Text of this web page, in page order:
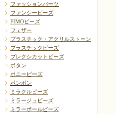
ファッションパーツ
ファンシービーズ
FIMOビーズ
フェザー
プラスチック・アクリルストーン
プラスチックビーズ
プレクシカットビーズ
ボタン
ポニービーズ
ポンポン
ミラクルビーズ
ミラージュビーズ
ミラーボールビーズ